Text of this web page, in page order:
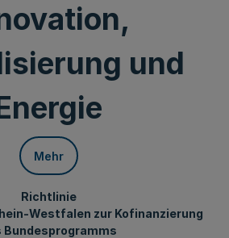
und
Mehr
Richtlinie
Westfalen zur Kofinanzierung
Bundesprogramms